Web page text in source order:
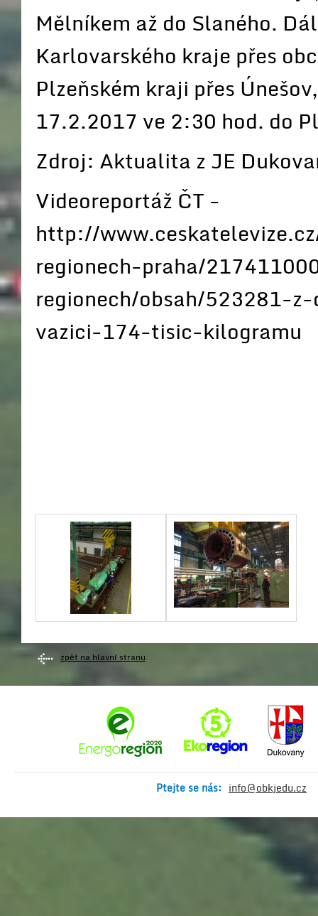
Mělníkem až do Slaného.
Karlovarského kraje přes
Plzeňském kraji přes
17.2.2017 ve 2:30 hod. do
Zdroj: Aktualita z JE
Videoreportáž ČT -
http://
regionech-praha/
regionech/obsah/523281-
vazici-174-tisic-kilogramu
zpět na hlavní stranu
Ptejte se nás: info@obkjedu.cz